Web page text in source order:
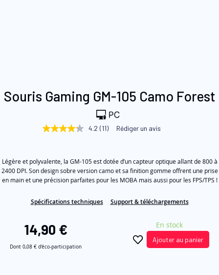
to
beginning
images
gallery
Souris Gaming GM-105 Camo Forest
4.2
valeur
de
la
note
Read
Lien
sur
la
même
4.2 (11) Rédiger un avis
Légère et polyvalente, la GM-105 est dotée d’un capteur optique allant de 800 à
2400 DPI. Son design sobre version camo et sa finition gomme offrent une prise
en main et une précision parfaites pour les MOBA mais aussi pour les FPS/TPS !
Spécifications techniques Support & téléchargements
14,90 €
Dont 0,08 € d'éco-participation
En stock
Ajouter au panier